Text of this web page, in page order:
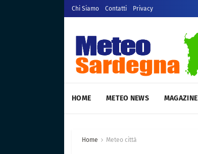
Chi Siamo Contatti Privacy
HOME METEO NEWS MAGAZINE
Home Meteo città